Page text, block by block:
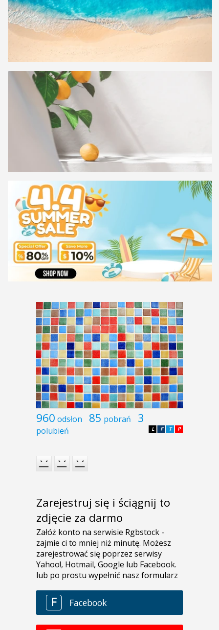
960 odsłon 85 pobrań 3
polubień P
T
F
L
Zarejestruj się i ściągnij to
zdjęcie za darmo